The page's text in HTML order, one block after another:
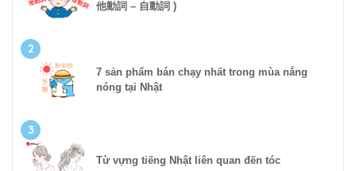
他動詞 – 自動詞 )
2
7 sản phẩm bán chạy nhất trong mùa nắng
nóng tại Nhật
3
Từ vựng tiếng Nhật liên quan đến tóc